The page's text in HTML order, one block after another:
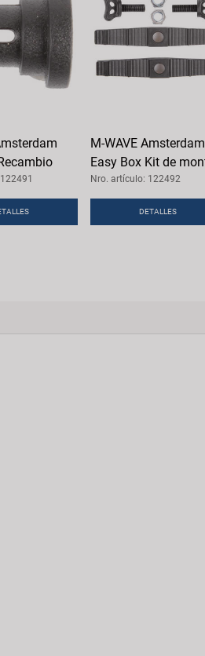
M-WAVE Amsterdam
Easy Box Kit de
Nro. artículo: 122492
DETALLES